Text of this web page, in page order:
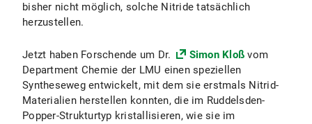
bisher nicht möglich, solche Nitride tatsächlich
herzustellen.
Jetzt haben Forschende um Dr. Simon Kloß vom
Department Chemie der LMU einen speziellen
Syntheseweg entwickelt, mit dem sie erstmals Nitrid-
Materialien herstellen konnten, die im Ruddelsden-
Popper-Strukturtyp kristallisieren, wie sie im